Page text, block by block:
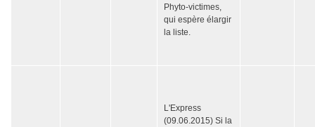
Phyto-victimes,
qui espère élargir
la liste.
L'Express
(09.06.2015) Si la